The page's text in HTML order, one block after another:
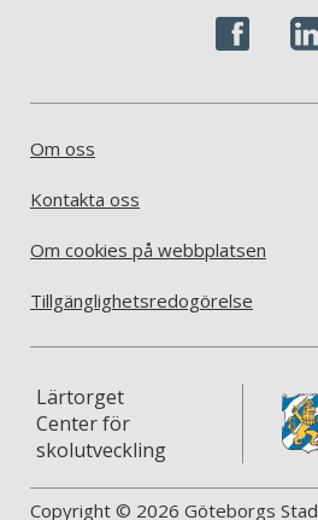
Om oss
Kontakta oss
Om cookies på webbplatsen
Tillgänglighetsredogörelse
Lärtorget
Center för
skolutveckling
Copyright © 2026 Göteborgs Stad